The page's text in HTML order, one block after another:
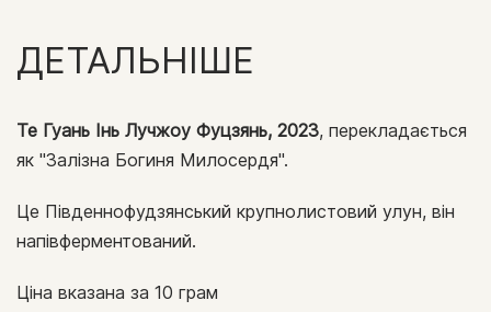
ДЕТАЛЬНІШЕ
Те Гуань Інь Лучжоу Фуцзянь, 2023, перекладається
як "Залізна Богиня Милосердя".
Це Південнофудзянський крупнолистовий улун, він
напівферментований.
Ціна вказана за 10 грам